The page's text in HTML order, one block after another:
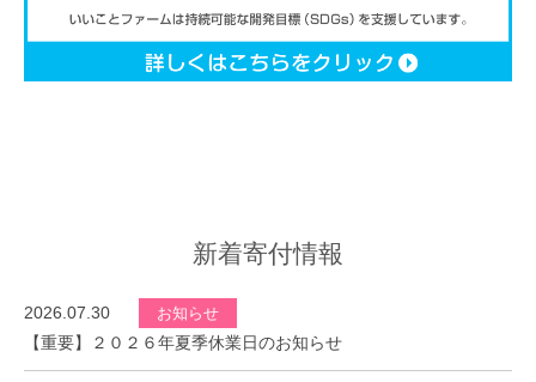
新着寄付情報
2026.07.30 お知らせ
【重要】２０２６年夏季休業日のお知らせ